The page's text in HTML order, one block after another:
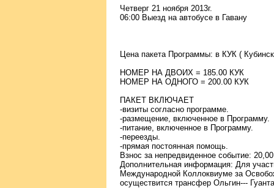
Четверг 21 ноября 2013г.
06:00 Выезд на автобусе в Гавану
Цена пакета Программы: в КУК (
НОМЕР НА ДВОИХ = 185.00 КУК
НОМЕР НА ОДНОГО = 200.00 КУК
ПАКЕТ ВКЛЮЧАЕТ
-визиты согласно программе.
-размещение, включенное в Программу.
-питание, включенное в Программу.
-переезды.
-прямая постоянная помощь.
Взнос за непредвиденное событие:
Дополнительная информация: Для
Международной Коллоквиуме за
осуществится трансфер Ольгин---